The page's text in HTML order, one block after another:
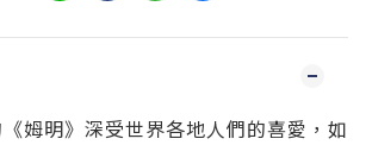
姆明》深受世界各地人們的喜愛，如